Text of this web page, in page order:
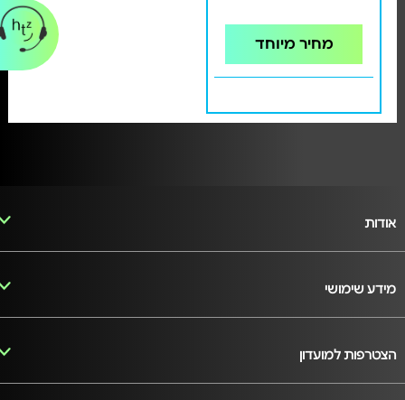
מחיר מיוחד
אודות
מידע שימושי
הצטרפות למועדון